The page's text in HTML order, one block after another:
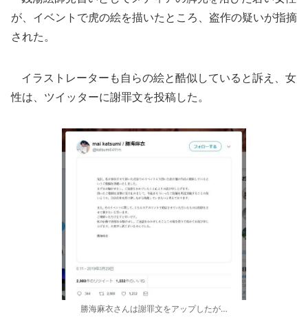
が、イベントで虎の絵を描いたところ、盗作の疑いが指摘
された。
イラストレーターも自らの絵と酷似していると訴え、女
性は、ツイッターに謝罪文を投稿した。
勝海麻衣さんは謝罪文をアップしたが…